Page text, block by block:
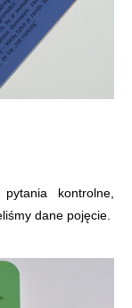
kontrolne,
dane pojęcie.